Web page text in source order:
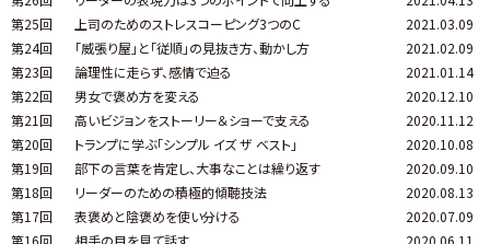
第25回
上司のためのストレスコーピング3つのC
2021.03.09
第24回
「威張り屋」と「従順」の見抜き方、動かし方
2021.02.09
第23回
論理性に走らず、感情で迫る
2021.01.14
第22回
男女で褒め方を変える
2020.12.10
第21回
高いビジョンをストーリー＆ショーで支える
2020.11.12
第20回
トランプに学ぶ「シンプル イズ ザ ベスト」
2020.10.08
第19回
部下の言葉を肯定し、大事なことは繰り返す
2020.09.10
第18回
リーダーのための積極的傾聴技法
2020.08.13
第17回
表褒めと陰褒めを使い分ける
2020.07.09
第16回
相手の目を見て話す
2020.06.11